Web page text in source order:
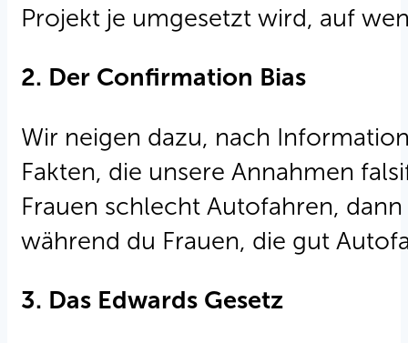
Projekt je umgesetzt wird, auf
2. Der Confirmation Bias
Wir neigen dazu, nach
Fakten, die unsere Annahmen
Frauen schlecht Autofahren,
während du Frauen, die gut
3. Das Edwards Gesetz